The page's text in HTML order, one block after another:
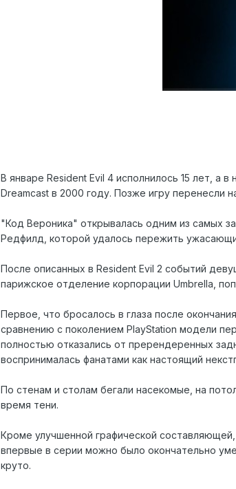
В январе Resident Evil 4 исполнилось 15 лет, а
Dreamcast в 2000 году. Позже игру перенесли
"Код Вероника" открывалась одним из самых
Редфилд, которой удалось пережить
После описанных в Resident Evil 2 событий
парижское отделение корпорации Umbrella,
Первое, что бросалось в глаза после
сравнению с поколением PlayStation модели
полностью отказались от пререндеренных
воспринималась фанатами как настоящий
По стенам и столам бегали насекомые, на
время тени.
Кроме улучшенной графической
впервые в серии можно было окончательно
круто.